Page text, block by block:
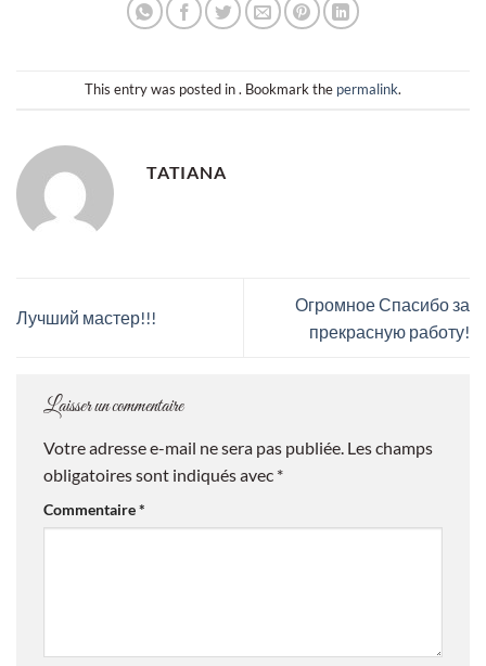
This entry was posted in . Bookmark the permalink.
TATIANA
Лучший мастер!!!
Огромное Спасибо за
прекрасную работу!
Laisser un commentaire
Votre adresse e-mail ne sera pas publiée. Les champs
obligatoires sont indiqués avec *
Commentaire*